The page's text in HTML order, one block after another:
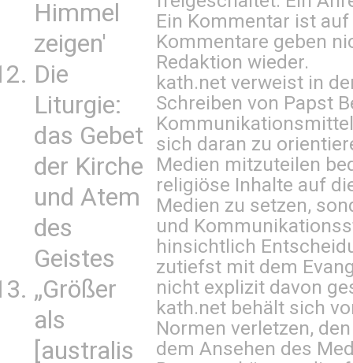
Himmel
zeigen'
Die
Liturgie:
das Gebet
der Kirche
und Atem
des
Geistes
„Größer
als
[australis
Ein Kommentar ist
Kommentare geben
Redaktion wieder.
kath.net verweist in
Schreiben von Papst
sich daran zu
Medien mitzuteilen
religiöse Inhalte auf
Medien zu setzen,
und
hinsichtlich
zutiefst mit dem
nicht explizit davon
kath.net behält sich
Normen verletzen,
dem Ansehen des